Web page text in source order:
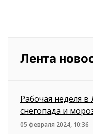
Лента
Рабочая неделя в
снегопада и
05 февраля 2024, 10:36